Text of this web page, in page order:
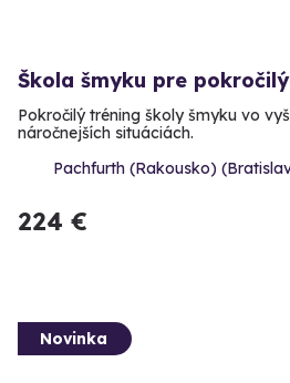
Škola šmyku pre
Pokročilý tréning školy šmyku vo
náročnejších situáciách.
Pachfurth (Rakousko)
224 €
Novinka